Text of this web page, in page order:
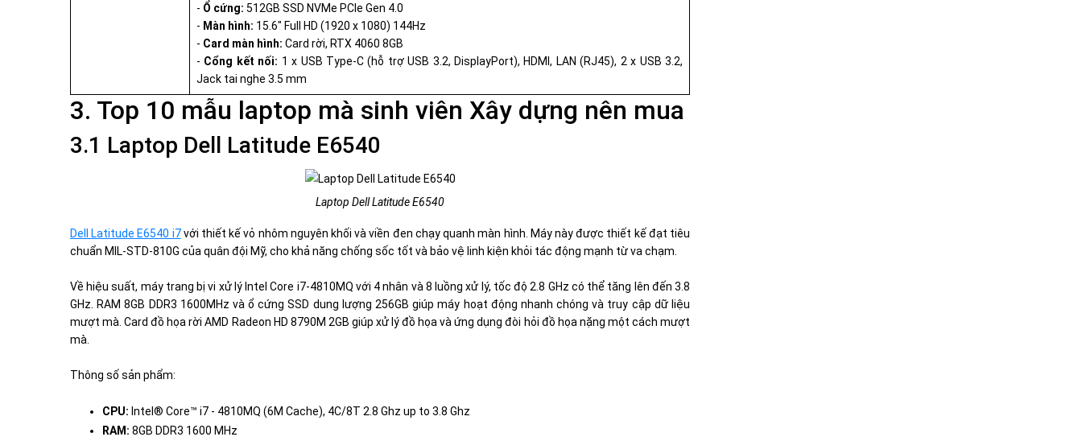
- Ổ cứng: 512GB SSD NVMe PCIe Gen 4.0
- Màn hình: 15.6" Full HD (1920 x 1080) 144Hz
- Card màn hình: Card rời, RTX 4060 8GB
- Cổng kết nối: 1 x USB Type-C (hỗ trợ USB 3.2, DisplayPort), HDMI, LAN (RJ45), 2 x USB 3.2,
Jack tai nghe 3.5 mm
3. Top 10 mẫu laptop mà sinh viên Xây dựng nên mua
3.1 Laptop Dell Latitude E6540
Laptop Dell Latitude E6540
Dell Latitude E6540 i7với thiết kế vỏ nhôm nguyên khối và viền đen chạy quanh màn hình. Máy này được thiết kế đạt tiêu
chuẩn MIL-STD-810G của quân đội Mỹ, cho khả năng chống sốc tốt và bảo vệ linh kiện khỏi tác động mạnh từ va chạm.
Về hiệu suất, máy trang bị vi xử lý Intel Core i7-4810MQ với 4 nhân và 8 luồng xử lý, tốc độ 2.8 GHz có thể tăng lên đến 3.8
GHz. RAM 8GB DDR3 1600MHz và ổ cứng SSD dung lượng 256GB giúp máy hoạt động nhanh chóng và truy cập dữ liệu
mượt mà. Card đồ họa rời AMD Radeon HD 8790M 2GB giúp xử lý đồ họa và ứng dụng đòi hỏi đồ họa nặng một cách mượt
mà.
Thông số sản phẩm:
CPU: Intel® Core™ i7 - 4810MQ (6M Cache), 4C/8T 2.8 Ghz up to 3.8 Ghz
RAM: 8GB DDR3 1600 MHz